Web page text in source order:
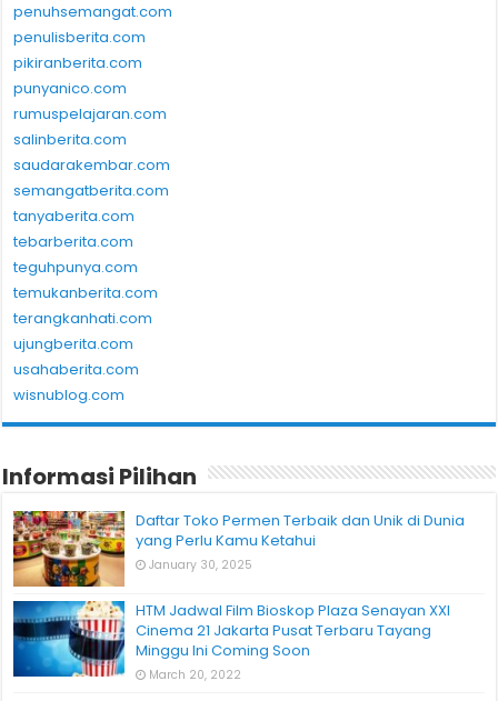
penuhsemangat.com
penulisberita.com
pikiranberita.com
punyanico.com
rumuspelajaran.com
salinberita.com
saudarakembar.com
semangatberita.com
tanyaberita.com
tebarberita.com
teguhpunya.com
temukanberita.com
terangkanhati.com
ujungberita.com
usahaberita.com
wisnublog.com
Informasi Pilihan
Daftar Toko Permen Terbaik dan Unik di Dunia
yang Perlu Kamu Ketahui
January 30, 2025
HTM Jadwal Film Bioskop Plaza Senayan XXI
Cinema 21 Jakarta Pusat Terbaru Tayang
Minggu Ini Coming Soon
March 20, 2022